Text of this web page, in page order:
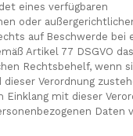
eines verfügbaren
oder
auf Beschwerde bei
Artikel 77 DSGVO
Rechtsbehelf, wenn
dieser Verordnung
Einklang mit dieser
Daten